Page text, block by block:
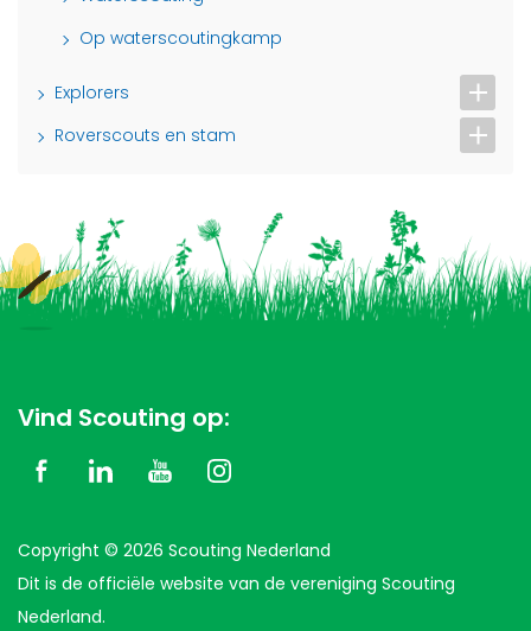
Op waterscoutingkamp
Explorers
Roverscouts en stam
Vind Scouting op:
Copyright © 2026 Scouting Nederland
Dit is de officiële website van de vereniging Scouting
Nederland.